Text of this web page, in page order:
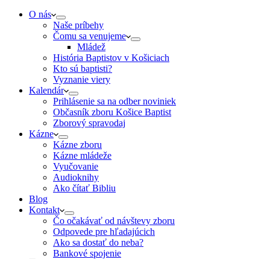
O nás
Naše príbehy
Čomu sa venujeme
Mládež
História Baptistov v Košiciach
Kto sú baptisti?
Vyznanie viery
Kalendár
Prihlásenie sa na odber noviniek
Občasník zboru Košice Baptist
Zborový spravodaj
Kázne
Kázne zboru
Kázne mládeže
Vyučovanie
Audioknihy
Ako čítať Bibliu
Blog
Kontakt
Čo očakávať od návštevy zboru
Odpovede pre hľadajúcich
Ako sa dostať do neba?
Bankové spojenie